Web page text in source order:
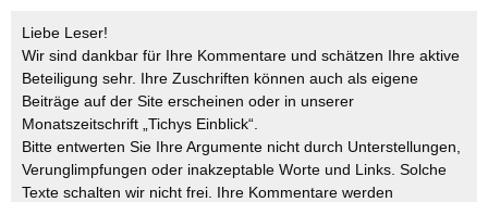
Liebe Leser!
Wir sind dankbar für Ihre Kommentare und schätzen Ihre aktive
Beteiligung sehr. Ihre Zuschriften können auch als eigene
Beiträge auf der Site erscheinen oder in unserer
Monatszeitschrift „Tichys Einblick“.
Bitte entwerten Sie Ihre Argumente nicht durch Unterstellungen,
Verunglimpfungen oder inakzeptable Worte und Links. Solche
Texte schalten wir nicht frei. Ihre Kommentare werden